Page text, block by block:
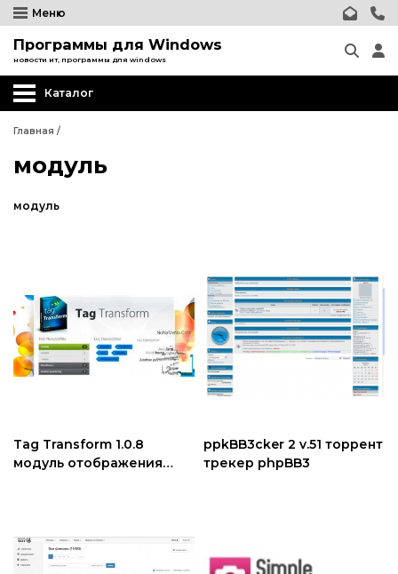
Меню
Программы для Windows
новости ит, программы для windows
Каталог
Главная /
модуль
модуль
Tag Transform 1.0.8
модуль отображения
ppkBB3cker 2 v.51 торрент
трекер phpBB3